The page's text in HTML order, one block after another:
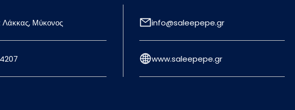
προσαρμοσμένες γευσιγνωσίες κρασιού, πάντα φρέσκα
ψάρια & κρέατα!
Λάκκας, Μύκονος info@saleepepe.gr
www.saleepepe.gr